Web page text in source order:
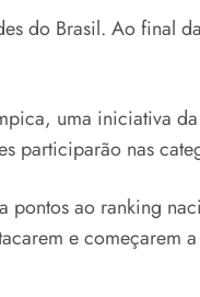
do Brasil. Ao final
uma iniciativa
participarão nas
ao ranking
e começarem